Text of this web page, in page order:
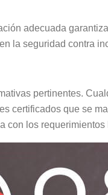
adecuada
la seguridad contra
pertinentes.
certificados que se
con los requerimientos